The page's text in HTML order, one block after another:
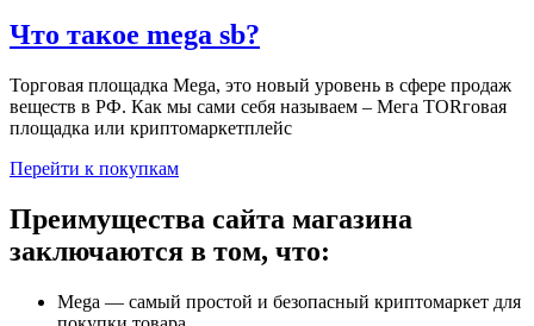
Что такое mega sb?
Торговая площадка Mega, это новый уровень в сфере продаж
веществ в РФ. Как мы сами себя называем – Мега ТORговая
площадка или криптомаркетплейс
Перейти к покупкам
Преимущества сайта магазина
заключаются в том, что:
Mega — самый простой и безопасный криптомаркет для